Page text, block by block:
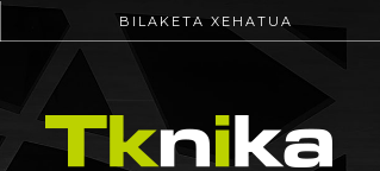
BILAKETA XEHATUA